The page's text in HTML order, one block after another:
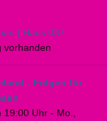
| Haus 037
vorhanden
- Folgen für
19:00 Uhr - Mo.,